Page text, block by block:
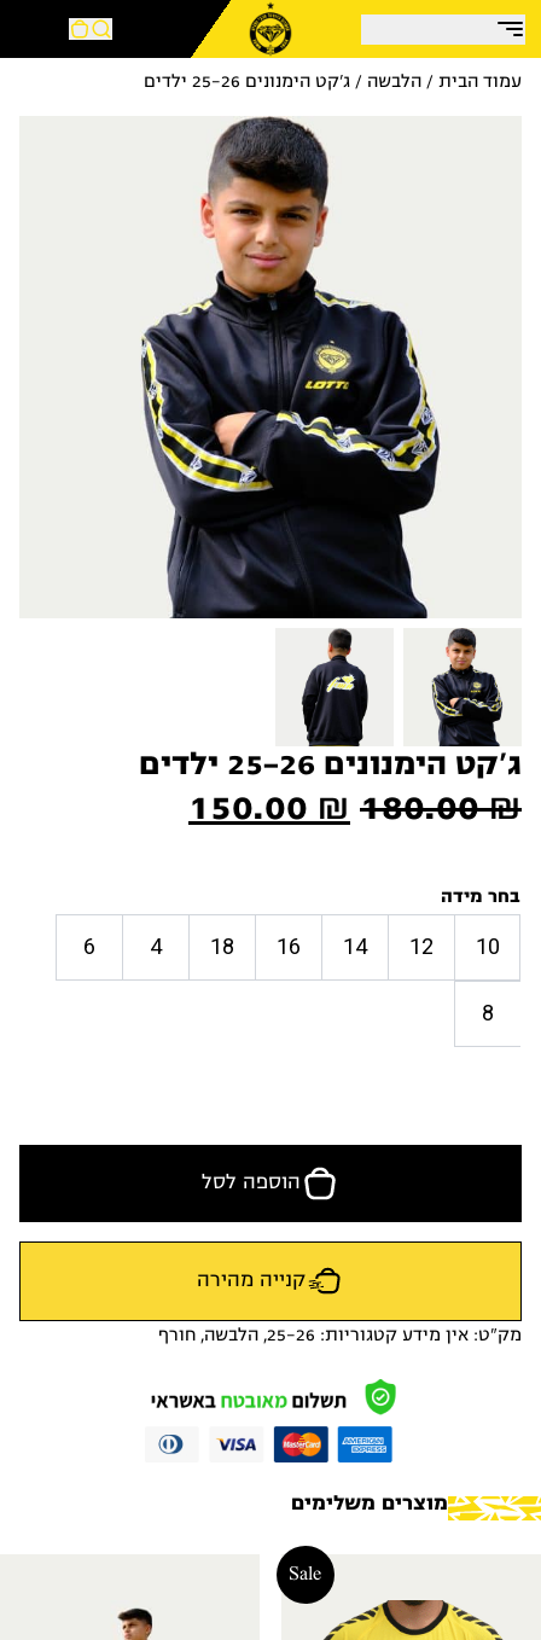
עמוד הבית / הלבשה / ג’קט הימנונים 25-26 ילדים
ג’קט הימנונים 25-26 ילדים
180.00₪
המחיר
היה:
180.00 ₪.
150.00₪
הוא:
150.00 ₪.
בחר מידה
10
12
14
16
18
4
6
8
הוספה לסל
קנייה מהירה
מק"ט: אין מידע קטגוריות: 25-26
, הלבשה, חורף
מוצרים משלימים
Sale